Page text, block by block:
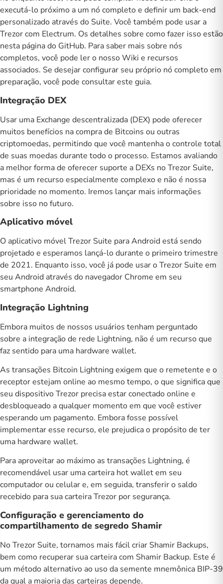
executá-lo próximo a um nó completo e definir um back-end
personalizado através do Suite. Você também pode usar a
Trezor com Electrum. Os detalhes sobre como fazer isso estão
nesta página do GitHub. Para saber mais sobre nós
completos, você pode ler o nossoWiki e recursos
associados. Se desejar configurar seu próprio nó completo em
preparação, você pode consultar este guia.
Integração DEX
Usar uma Exchange descentralizada (DEX) pode oferecer
muitos benefícios na compra de Bitcoins ou outras
criptomoedas, permitindo que você mantenha o controle total
de suas moedas durante todo o processo. Estamos avaliando
a melhor forma de oferecer suporte a DEXs no Trezor Suite,
mas é um recurso especialmente complexo e não é nossa
prioridade no momento. Iremos lançar mais informações
sobre isso no futuro.
Aplicativo móvel
O aplicativo móvel Trezor Suite para Android está sendo
projetado e esperamos lançá-lo durante o primeiro trimestre
de 2021. Enquanto isso, você já pode usar o Trezor Suite em
seu Android através do navegador Chrome em seu
smartphone Android.
Integração Lightning
Embora muitos de nossos usuários tenham perguntado
sobre a integração de rede Lightning, não é um recurso que
faz sentido para uma hardware wallet.
As transações Bitcoin Lightning exigem que o remetente e o
receptor estejam online ao mesmo tempo, o que significa que
seu dispositivoTrezor precisa estar conectado online e
desbloqueado a qualquer momento em que você estiver
esperando um pagamento. Embora fosse possível
implementar esse recurso, ele prejudica o propósito de ter
uma hardware wallet.
Para aproveitar ao máximo as transações Lightning, é
recomendável usar uma carteira hot wallet em seu
computador ou celular e, em seguida, transferir o saldo
recebido para sua carteira Trezor por segurança.
Configuração e gerenciamento do
compartilhamento de segredo Shamir
No Trezor Suite, tornamos mais fácil criar Shamir Backups,
bem como recuperar sua carteira com Shamir Backup. Este é
um método alternativo ao uso da semente mnemônica BIP-39
da qual a maioria das carteiras depende.